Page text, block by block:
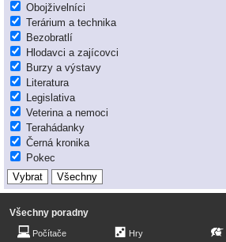
Obojživelníci
Terárium a technika
Bezobratlí
Hlodavci a zajícovci
Burzy a výstavy
Literatura
Legislativa
Veterina a nemoci
Terahádanky
Černá kronika
Pokec
Všechny poradny
Počítače Hry